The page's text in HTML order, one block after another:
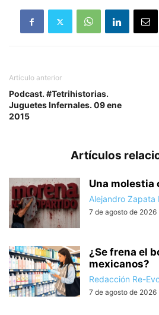
Artículo anterior
Podcast. #Tetrihistorias.
Juguetes Infernales. 09 ene
2015
Artículos
Una
Alejandro Zapata
7 de agosto de 2026
¿Se frena el
mexicanos?
Redacción Re-
7 de agosto de 2026